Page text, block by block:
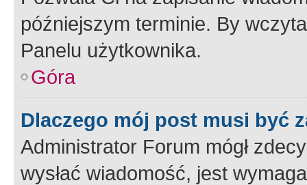
późniejszym terminie. By
Panelu użytkownika.
Góra
Dlaczego mój post musi być
Administrator Forum mógł
wysłać wiadomość, jest